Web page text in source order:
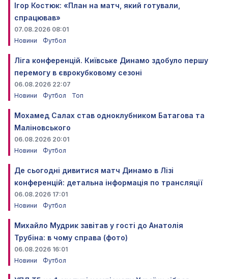
Ігор Костюк: «План на матч, який готували,
спрацював»
07.08.2026 08:01
Новини
Футбол
Ліга конференцій. Київське Динамо здобуло першу
перемогу в єврокубковому сезоні
06.08.2026 22:07
Новини
Футбол Топ
Мохамед Салах став одноклубником Батагова та
Маліновського
06.08.2026 20:01
Новини
Футбол
Де сьогодні дивитися матч Динамо в Лізі
конференцій: детальна інформація по трансляції
06.08.2026 17:01
Новини
Футбол
Михайло Мудрик завітав у гості до Анатолія
Трубіна: в чому справа (фото)
06.08.2026 16:01
Новини
Футбол